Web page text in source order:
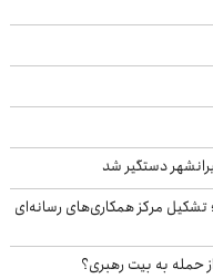
دستگیر شد
تشکیل مرکز همکاری‌های رسانه‌ای